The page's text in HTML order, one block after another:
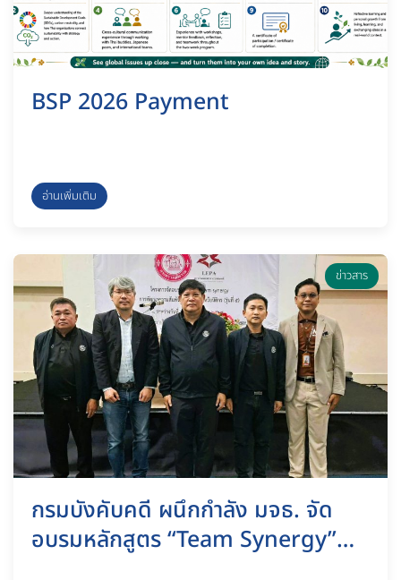
BSP 2026 Payment
อ่านเพิ่มเติม
กรมบังคับคดี ผนึกกำลัง มจธ. จัด
อบรมหลักสูตร “Team Synergy”
ข่าวสาร